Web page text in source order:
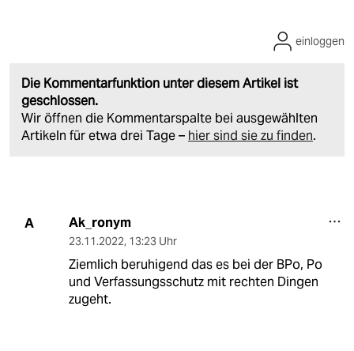
Die Kommentarfunktion unter diesem Artikel ist
geschlossen.
Wir öffnen die Kommentarspalte bei ausgewählten
Artikeln für etwa drei Tage – hier sind sie zu finden.
einloggen
A Ak_ronym
23.11.2022, 13:23 Uhr
Ziemlich beruhigend das es bei der BPo, Po
und Verfassungsschutz mit rechten Dingen
zugeht.